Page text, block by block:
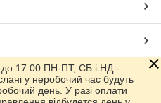
Prom.ua
до 17.00 ПН-ПТ, СБ і НД -
у неробочий час будуть
день. У разі оплати